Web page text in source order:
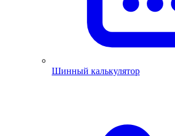
Шинный калькулятор